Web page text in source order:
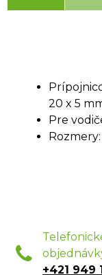
20 x 5
Pre
Rozmery:
+421 949